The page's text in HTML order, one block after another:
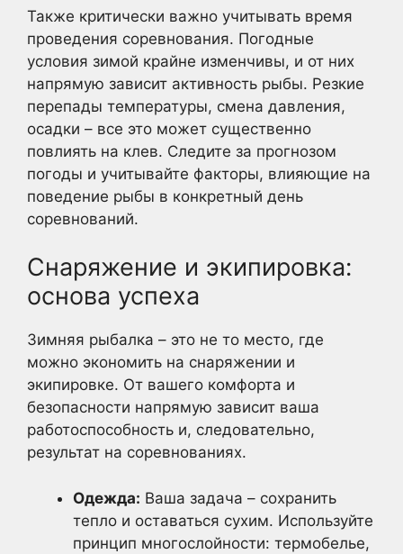
Также критически важно учитывать время
проведения соревнования. Погодные
условия зимой крайне изменчивы, и от них
напрямую зависит активность рыбы. Резкие
перепады температуры, смена давления,
осадки – все это может существенно
повлиять на клев. Следите за прогнозом
погоды и учитывайте факторы, влияющие на
поведение рыбы в конкретный день
соревнований.
Снаряжение и экипировка:
основа успеха
Зимняя рыбалка – это не то место, где
можно экономить на снаряжении и
экипировке. От вашего комфорта и
безопасности напрямую зависит ваша
работоспособность и, следовательно,
результат на соревнованиях.
Одежда: Ваша задача – сохранить
тепло и оставаться сухим. Используйте
принцип многослойности: термобелье,